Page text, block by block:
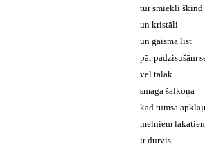
tur smiekli šķind
un kristāli
un gaisma līst
pār padzisušām
vēl tālāk
smaga šalkoņa
kad tumsa
melniem
ir durvis